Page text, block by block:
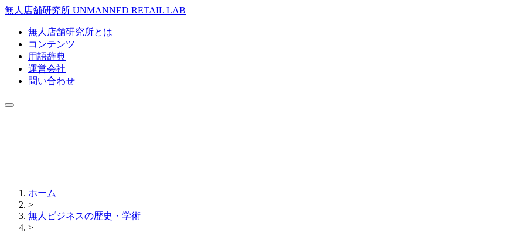
無人店舗研究所 UNMANNED RETAIL LAB
無人店舗研究所とは
コンテンツ
用語辞典
運営会社
問い合わせ
ホーム
>
無人ビジネスの歴史・学術
>